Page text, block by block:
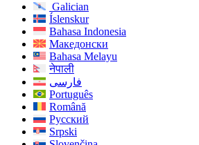
Galician
Íslenskur
Bahasa Indonesia
Македонски
Bahasa Melayu
नेपाली
فارسی
Português
Română
Русский
Srpski